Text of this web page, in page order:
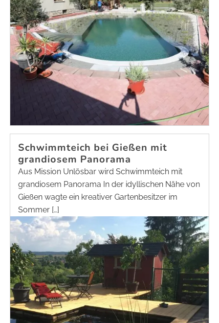
Schwimmteich bei Gießen mit
grandiosem Panorama
Aus Mission Unlösbar wird Schwimmteich mit
grandiosem Panorama In der idyllischen Nähe von
Gießen wagte ein kreativer Gartenbesitzer im
Sommer […]